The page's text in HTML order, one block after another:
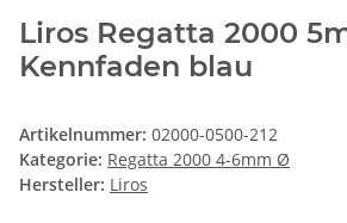
Liros Regatta 2000
Kennfaden blau
Artikelnummer: 02000-0500-212
Kategorie: Regatta 2000 4-6mm Ø
Hersteller: Liros